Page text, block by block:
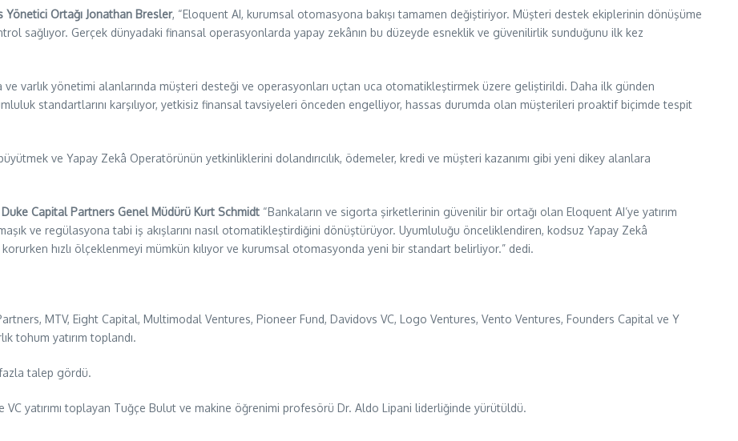
Yönetici Ortağı Jonathan Bresler, “Eloquent AI, kurumsal otomasyona bakışı tamamen değiştiriyor. Müşteri destek ekiplerinin dönüşüme
sağlıyor. Gerçek dünyadaki finansal operasyonlarda yapay zekânın bu düzeyde esneklik ve güvenilirlik sunduğunu ilk kez
ve varlık yönetimi alanlarında müşteri desteği ve operasyonları uçtan uca otomatikleştirmek üzere geliştirildi. Daha ilk günden
standartlarını karşılıyor, yetkisiz finansal tavsiyeleri önceden engelliyor, hassas durumda olan müşterileri proaktif biçimde tespit
ve Yapay Zekâ Operatörünün yetkinliklerini dolandırıcılık, ödemeler, kredi ve müşteri kazanımı gibi yeni dikey alanlara
Duke Capital Partners Genel Müdürü Kurt Schmidt “Bankaların ve sigorta şirketlerinin güvenilir bir ortağı olan Eloquent AI’ye yatırım
ve regülasyona tabi iş akışlarını nasıl otomatikleştirdiğini dönüştürüyor. Uyumluluğu önceliklendiren, kodsuz Yapay Zekâ
hızlı ölçeklenmeyi mümkün kılıyor ve kurumsal otomasyonda yeni bir standart belirliyor.” dedi.
MTV, Eight Capital, Multimodal Ventures, Pioneer Fund, Davidovs VC, Logo Ventures, Vento Ventures, Founders Capital ve Y
tohum yatırım toplandı.
fazla talep gördü.
yatırımı toplayan Tuğçe Bulut ve makine öğrenimi profesörü Dr. Aldo Lipani liderliğinde yürütüldü.